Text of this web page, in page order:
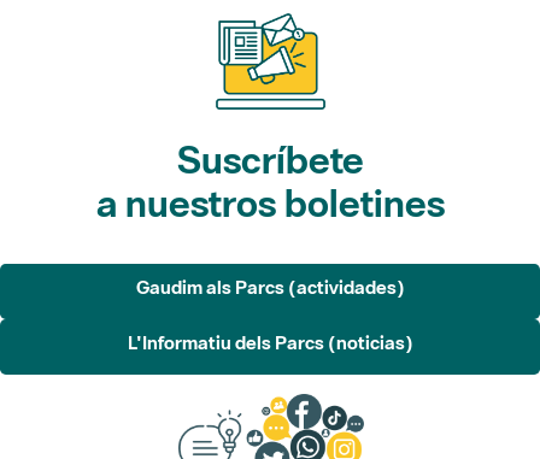
Suscríbete
a nuestros boletines
Gaudim als Parcs (actividades)
L'Informatiu dels Parcs (noticias)